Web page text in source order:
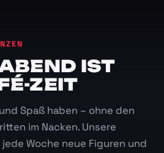
IST
ZEIT
Spaß haben – ohne den
im Nacken. Unsere
Woche neue Figuren und